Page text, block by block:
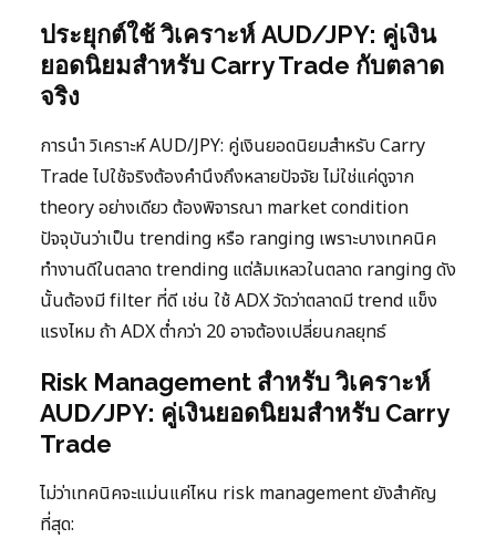
ประยุกต์ใช้ วิเคราะห์ AUD/JPY: คู่เงิน
ยอดนิยมสำหรับ Carry Trade กับตลาด
จริง
การนำ วิเคราะห์ AUD/JPY: คู่เงินยอดนิยมสำหรับ Carry
Trade ไปใช้จริงต้องคำนึงถึงหลายปัจจัย ไม่ใช่แค่ดูจาก
theory อย่างเดียว ต้องพิจารณา market condition
ปัจจุบันว่าเป็น trending หรือ ranging เพราะบางเทคนิค
ทำงานดีในตลาด trending แต่ล้มเหลวในตลาด ranging ดัง
นั้นต้องมี filter ที่ดี เช่น ใช้ ADX วัดว่าตลาดมี trend แข็ง
แรงไหม ถ้า ADX ต่ำกว่า 20 อาจต้องเปลี่ยนกลยุทธ์
Risk Management สำหรับ วิเคราะห์
AUD/JPY: คู่เงินยอดนิยมสำหรับ Carry
Trade
ไม่ว่าเทคนิคจะแม่นแค่ไหน risk management ยังสำคัญ
ที่สุด: